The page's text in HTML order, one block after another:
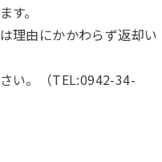
す。
理由にかかわらず返却い
い。（TEL:0942-34-